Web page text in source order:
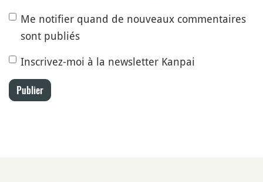
Me notifier quand de nouveaux commentaires
sont publiés
Inscrivez-moi à la newsletter Kanpai
Publier